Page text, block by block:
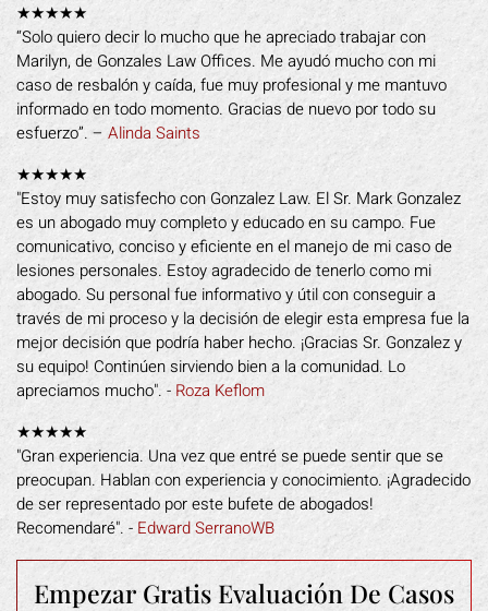
★★★★★
“Solo quiero decir lo mucho que he apreciado trabajar con
Marilyn, de Gonzales Law Offices. Me ayudó mucho con mi
caso de resbalón y caída, fue muy profesional y me mantuvo
informado en todo momento. Gracias de nuevo por todo su
esfuerzo”. – Alinda Saints
★★★★★
"Estoy muy satisfecho con Gonzalez Law. El Sr. Mark Gonzalez
es un abogado muy completo y educado en su campo. Fue
comunicativo, conciso y eficiente en el manejo de mi caso de
lesiones personales. Estoy agradecido de tenerlo como mi
abogado. Su personal fue informativo y útil con conseguir a
través de mi proceso y la decisión de elegir esta empresa fue la
mejor decisión que podría haber hecho. ¡Gracias Sr. Gonzalez y
su equipo! Continúen sirviendo bien a la comunidad. Lo
apreciamos mucho". - Roza Keflom
★★★★★
"Gran experiencia. Una vez que entré se puede sentir que se
preocupan. Hablan con experiencia y conocimiento. ¡Agradecido
de ser representado por este bufete de abogados!
Recomendaré". - Edward SerranoWB
Empezar GratisEvaluación De Casos